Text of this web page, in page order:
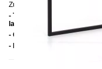
Zusätzliche Informationen
- Tischplatte: Eiche rustikal
lackiert werden)
- Gestell aus quadratischen
- Handmade